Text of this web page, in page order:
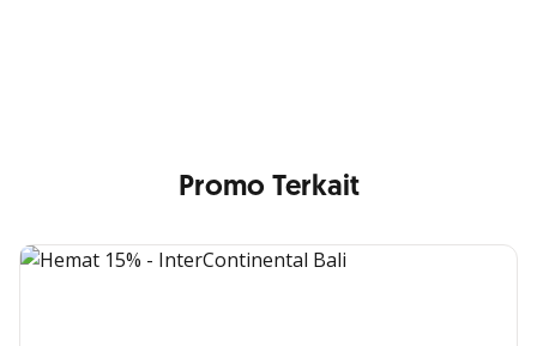
Promo Terkait